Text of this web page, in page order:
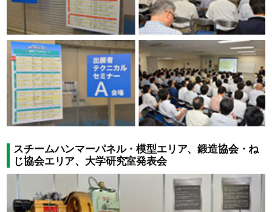
スチームハンマーパネル・模型エリア、鍛造協会・ね
じ協会エリア、大学研究室発表会